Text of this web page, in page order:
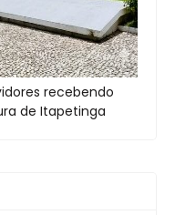
recebendo
de Itapetinga